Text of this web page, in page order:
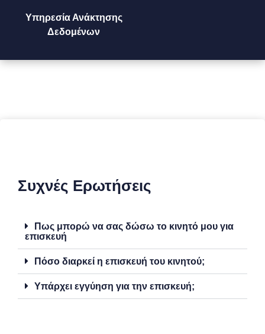
Υπηρεσία Ανάκτησης
Δεδομένων
Συχνές Ερωτήσεις
Πως μπορώ να σας δώσω το κινητό μου για
επισκευή
Πόσο διαρκεί η επισκευή του κινητού;
Υπάρχει εγγύηση για την επισκευή;